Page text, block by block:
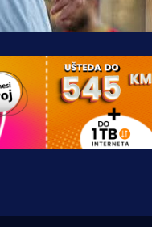
ali scene iz
javnost:
Mladiću!